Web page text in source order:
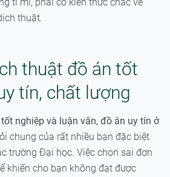
thuật.
thuật đồ án tốt
tín, chất lượng
nghiệp và luận văn, đồ án uy tín ở
chung của rất nhiều bạn đặc biệt
trường Đại học. Việc chọn sai đơn
khiến cho bạn không đạt được